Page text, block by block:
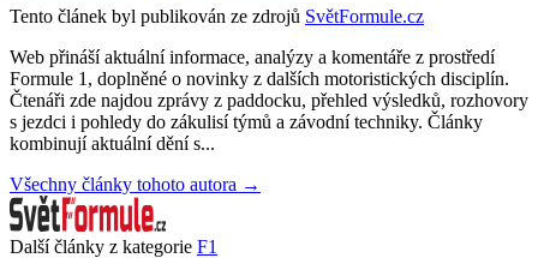
Tento článek byl publikován ze zdrojů SvětFormule.cz
Web přináší aktuální informace, analýzy a komentáře z prostředí
Formule 1, doplněné o novinky z dalších motoristických disciplín.
Čtenáři zde najdou zprávy z paddocku, přehled výsledků, rozhovory
s jezdci i pohledy do zákulisí týmů a závodní techniky. Články
kombinují aktuální dění s...
Všechny články tohoto autora →
Další články z kategorie F1